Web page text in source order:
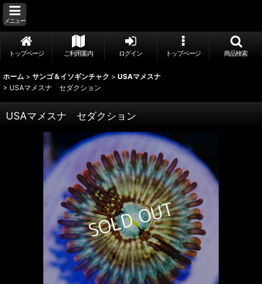
メニュー
トップページ ご利用案内 ログイン トップページ 商品検索
ホーム > サンゴ＆イソギンチャク > USAマメスナ
> USAマメスナ セダクション
USAマメスナ セダクション